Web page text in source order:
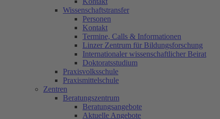
Wissenschaftstransfer
Personen
Kontakt
Termine, Calls & Informationen
Linzer Zentrum für Bildungsforschung
Internationaler wissenschaftlicher Beirat
Doktoratsstudium
Praxisvolksschule
Praxismittelschule
Zentren
Beratungszentrum
Beratungsangebote
Aktuelle Angebote